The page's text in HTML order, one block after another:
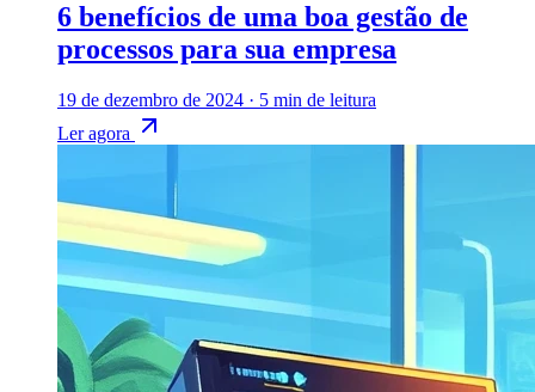
6 benefícios de uma boa gestão de
processos para sua empresa
19 de dezembro de 2024 · 5 min de leitura
Ler agora